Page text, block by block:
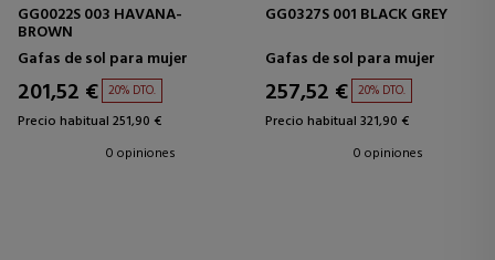
GG0022S 003 HAVANA-
BROWN
Gafas de sol para mujer
201,52 € 20% DTO.
Precio habitual 251,90 €
0 opiniones
GG0327S 001 BLACK GREY
Gafas de sol para mujer
257,52 € 20% DTO.
Precio habitual 321,90 €
0 opiniones